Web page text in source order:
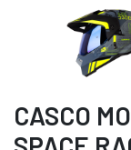
CASCO